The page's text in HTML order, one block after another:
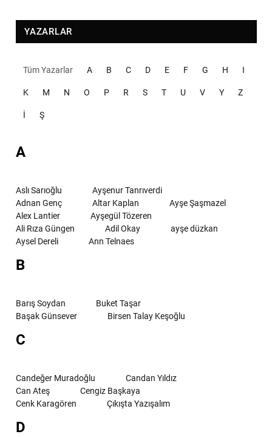
YAZARLAR
Tüm Yazarlar A B C D E F G H I
K M N O P R S T U V Y Z
İ Ş
A
Aslı Sarıoğlu
Ayşenur Tanrıverdi
Adnan Genç
Altar Kaplan
Ayşe Şaşmazel
Alex Lantier
Ayşegül Tözeren
Ali Rıza Güngen
Adil Okay
ayşe düzkan
Aysel Dereli
Ann Telnaes
B
Barış Soydan
Buket Taşar
Başak Günsever
Birsen Talay Keşoğlu
C
Candeğer Muradoğlu
Candan Yıldız
Can Ateş
Cengiz Başkaya
Cenk Karagören
Çıkışta Yazışalım
D